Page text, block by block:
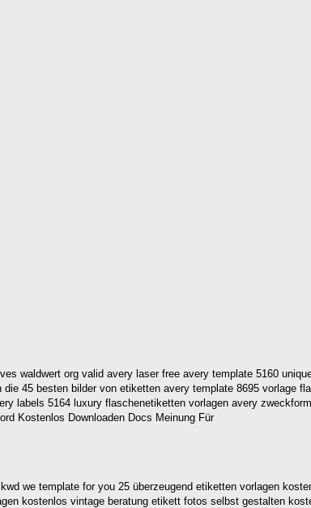
waldwert org valid avery laser free avery template 5160
45 besten bilder von etiketten avery template 8695 vorlage
labels 5164 luxury flaschenetiketten vorlagen avery zweckform
we template for you 25 überzeugend etiketten vorlagen
kostenlos vintage beratung etikett fotos selbst gestalten